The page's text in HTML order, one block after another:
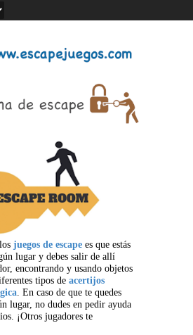
juegos de escape es que estás
lugar y debes salir de allí
encontrando y usando objetos
tipos de acertijos
. En caso de que te quedes
lugar, no dudes en pedir ayuda
¡Otros jugadores te